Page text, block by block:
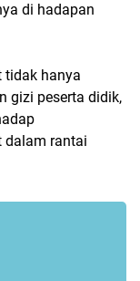
di hadapan
tidak hanya
gizi peserta didik,
dalam rantai